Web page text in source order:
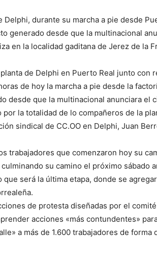
Delphi, durante su marcha a pie desde
generado desde que la multinacional
en la localidad gaditana de Jerez de la
de Delphi en Puerto Real junto con
de hoy la marcha a pie desde la
desde que la multinacional anunciara el
la totalidad de lo compañeros de la
sindical de CC.OO en Delphi, Juan
trabajadores que comenzaron hoy su
su camino el próximo sábado
que será la última etapa, donde se
de protesta diseñadas por el
acciones «más contundentes»
a más de 1.600 trabajadores de forma